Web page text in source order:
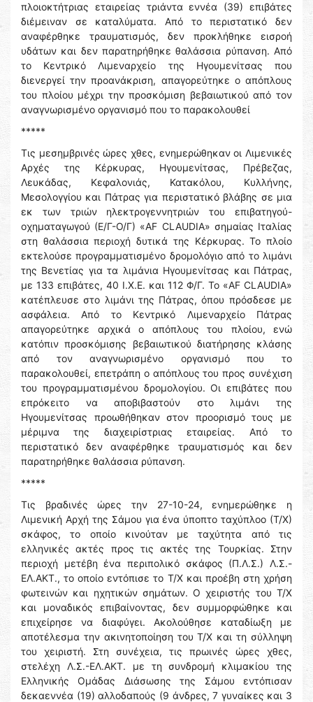
πλοιοκτήτριας εταιρείας τριάντα εννέα (39) επιβάτες
διέμειναν σε καταλύματα. Από το περιστατικό δεν
αναφέρθηκε τραυματισμός, δεν προκλήθηκε εισροή
υδάτων και δεν παρατηρήθηκε θαλάσσια ρύπανση. Από
το Κεντρικό Λιμεναρχείο της Ηγουμενίτσας που
διενεργεί την προανάκριση, απαγορεύτηκε ο απόπλους
του πλοίου μέχρι την προσκόμιση βεβαιωτικού από τον
αναγνωρισμένο οργανισμό που το παρακολουθεί
*****
Τις μεσημβρινές ώρες χθες, ενημερώθηκαν οι Λιμενικές
Αρχές της Κέρκυρας, Ηγουμενίτσας, Πρέβεζας,
Λευκάδας, Κεφαλονιάς, Κατακόλου, Κυλλήνης,
Μεσολογγίου και Πάτρας για περιστατικό βλάβης σε μια
εκ των τριών ηλεκτρογεννητριών του επιβατηγού-
οχηματαγωγού (Ε/Γ-Ο/Γ) «AF CLAUDIA» σημαίας Ιταλίας
στη θαλάσσια περιοχή δυτικά της Κέρκυρας. Το πλοίο
εκτελούσε προγραμματισμένο δρομολόγιο από το λιμάνι
της Βενετίας για τα λιμάνια Ηγουμενίτσας και Πάτρας,
με 133 επιβάτες, 40 Ι.Χ.Ε. και 112 Φ/Γ. Το «AF CLAUDIA»
κατέπλευσε στο λιμάνι της Πάτρας, όπου πρόσδεσε με
ασφάλεια. Από το Κεντρικό Λιμεναρχείο Πάτρας
απαγορεύτηκε αρχικά ο απόπλους του πλοίου, ενώ
κατόπιν προσκόμισης βεβαιωτικού διατήρησης κλάσης
από τον αναγνωρισμένο οργανισμό που το
παρακολουθεί, επετράπη ο απόπλους του προς συνέχιση
του προγραμματισμένου δρομολογίου. Οι επιβάτες που
επρόκειτο να αποβιβαστούν στο λιμάνι της
Ηγουμενίτσας προωθήθηκαν στον προορισμό τους με
μέριμνα της διαχειρίστριας εταιρείας. Από το
περιστατικό δεν αναφέρθηκε τραυματισμός και δεν
παρατηρήθηκε θαλάσσια ρύπανση.
*****
Τις βραδινές ώρες την 27-10-24, ενημερώθηκε η
Λιμενική Αρχή της Σάμου για ένα ύποπτο ταχύπλοο (Τ/Χ)
σκάφος, το οποίο κινούταν με ταχύτητα από τις
ελληνικές ακτές προς τις ακτές της Τουρκίας. Στην
περιοχή μετέβη ένα περιπολικό σκάφος (Π.Λ.Σ.) Λ.Σ.-
ΕΛ.ΑΚΤ., το οποίο εντόπισε το Τ/Χ και προέβη στη χρήση
φωτεινών και ηχητικών σημάτων. Ο χειριστής του Τ/Χ
και μοναδικός επιβαίνοντας, δεν συμμορφώθηκε και
επιχείρησε να διαφύγει. Ακολούθησε καταδίωξη με
αποτέλεσμα την ακινητοποίηση του Τ/Χ και τη σύλληψη
του χειριστή. Στη συνέχεια, τις πρωινές ώρες χθες,
στελέχη Λ.Σ.-ΕΛ.ΑΚΤ. με τη συνδρομή κλιμακίου της
Ελληνικής Ομάδας Διάσωσης της Σάμου εντόπισαν
δεκαεννέα (19) αλλοδαπούς (9 άνδρες, 7 γυναίκες και 3